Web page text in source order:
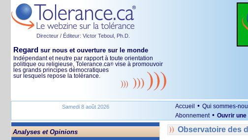
Directeur / Éditeur: Victor Teboul, Ph.D.
Regard sur nous et ouverture sur le monde
Indépendant et neutre par rapport à toute orientation
politique ou religieuse, Tolerance.ca® vise à promouvoir
les grands principes démocratiques
sur lesquels repose la tolérance.
Samedi 8 août 2026 Accueil • Qui sommes-
Abonnement • Ouvrir
Analyses et Opinions
Observatoire des